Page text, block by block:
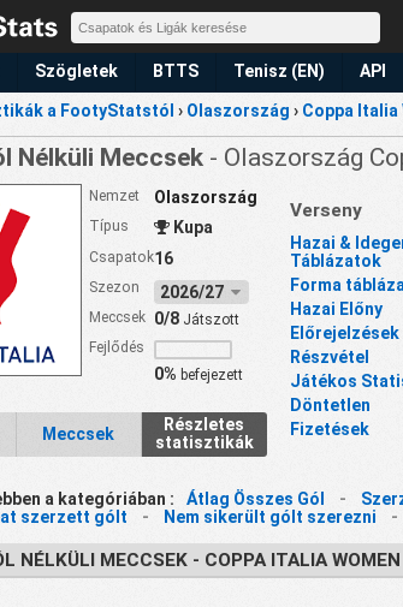
Szögletek BTTS Tenisz (EN) API
a FootyStatstól › Olaszország › Coppa Italia
Nélküli Meccsek - Olaszország
Nemzet Olaszország
Típus Kupa
Csapatok16
Szezon 2026/27
Meccsek 0/8Játszott
Fejlődés
0% befejezett
Meccsek
Részletes
statisztikák
Verseny
Hazai &
Táblázatok
Forma
Hazai Előny
Előrejelzések
Részvétel
Játékos
Döntetlen
Fizetések
a kategóriában : Átlag Összes Gól -
szerzett gólt - Nem sikerült gólt szerezni -
NÉLKÜLI MECCSEK - COPPA ITALIA WOMEN